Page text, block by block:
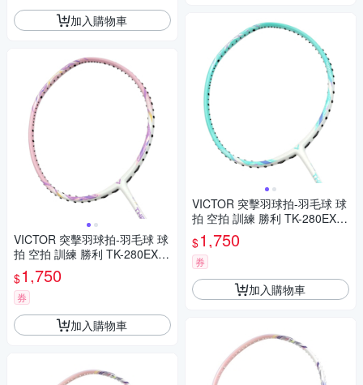
加入購物車
VICTOR 突擊羽球拍-羽毛球 球
拍 空拍 訓練 勝利 TK-280EX-T
-5U 粉紅紫白
$1,750
券
加入購物車
VICTOR 突擊羽球拍-羽毛球 球
拍 空拍 訓練 勝利 TK-280EX-R
-5U 馬卡龍綠白
$1,750
券
加入購物車